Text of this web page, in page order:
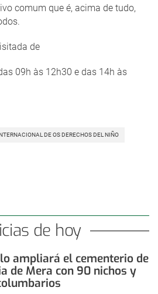
comum que é, acima de tudo,
de
09h às 12h30 e das 14h às
DE OS DERECHOS DEL NIÑO
de hoy
ampliará el cementerio de
de Mera con 90 nichos y